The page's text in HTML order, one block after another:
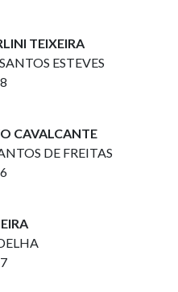
TEIXEIRA
ESTEVES
CAVALCANTE
DE FREITAS